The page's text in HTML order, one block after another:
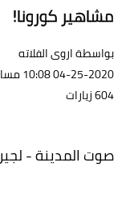
مشاهير كورونا!
بواسطة اروى الفلاته
04-25-2020 10:08 مساءً
604 زيارات
صوت المدينة -